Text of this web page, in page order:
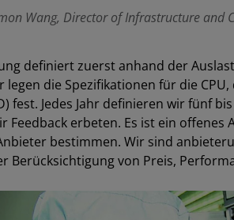
Wang, Director of Infrastructure and
definiert zuerst anhand der
legen die Spezifikationen für die
fest. Jedes Jahr definieren wir fünf
Feedback erbeten. Es ist ein
bestimmen. Wir sind
Berücksichtigung von Preis,